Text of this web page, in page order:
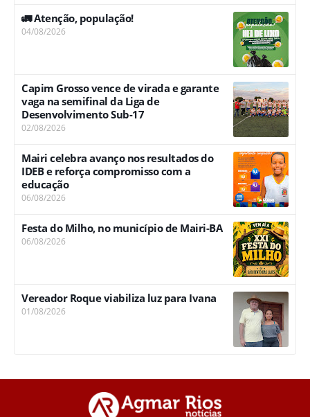
🚛 Atenção, população!
04/08/2026
Capim Grosso vence de virada e garante
vaga na semifinal da Liga de
Desenvolvimento Sub-17
02/08/2026
Mairi celebra avanço nos resultados do
IDEB e reforça compromisso com a
educação
06/08/2026
Festa do Milho, no município de Mairi-BA
06/08/2026
Vereador Roque viabiliza luz para Ivana
01/08/2026